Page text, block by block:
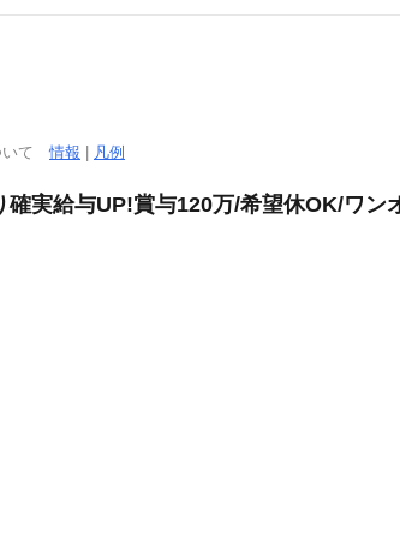
いて情報 | 凡例
実給与UP!賞与120万/希望休OK/ワン